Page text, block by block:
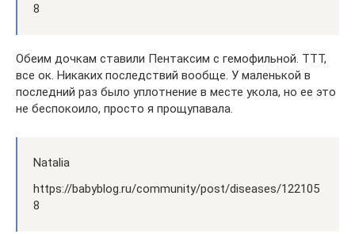
8
Обеим дочкам ставили Пентаксим с гемофильной. ТТТ,
все ок. Никаких последствий вообще. У маленькой в
последний раз было уплотнение в месте укола, но ее это
не беспокоило, просто я прощупавала.
Natalia
https://babyblog.ru/community/post/diseases/122105
8